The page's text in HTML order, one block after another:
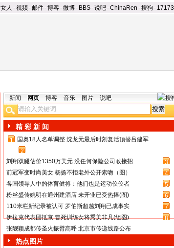
女人 -视频-邮件-博客-微博- BBS-说吧-ChinaRen -搜狗 - 17173
新闻 网页 博客 音乐 图片 说吧
精 彩 新 闻
1
国奥18人名单调整 沈龙元最后时刻复活顶替吕建军
2
刘翔双腿估价1350万美元 没任何保险公司敢接招
3
前冠军变时尚美女 杨扬不拒老外公开索吻（图）
4
各国领导人中的体育健将：他们也是运动佼佼者
5
粉丝盛传姚明在通州建酒店 未开业已受热捧(图)
6
110米栏新纪录被认可 罗伯斯超越刘翔已成事实
7
伊拉克代表团抵京 冒死训练女将秀美非凡(组图)
8
张靓颖成都传圣火振臂高呼 北京市传递线路公布
热点图片